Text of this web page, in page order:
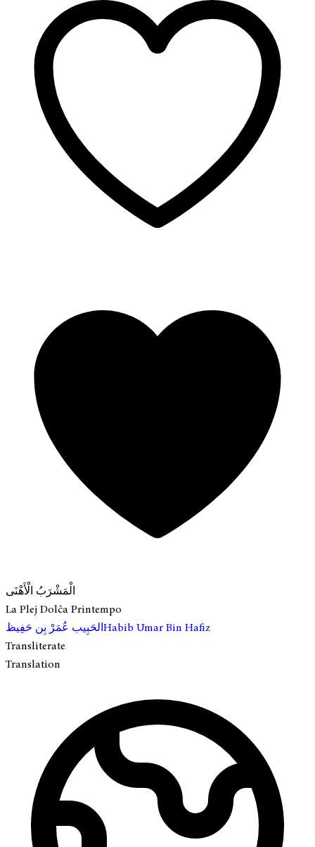
الْمَشْرَبُ الْأَهْنَى
La Plej Dolĉa Printempo
الحَبِيب عُمَرْ بِن حَفِيظHabib Umar Bin Hafiz
Transliterate
Translation